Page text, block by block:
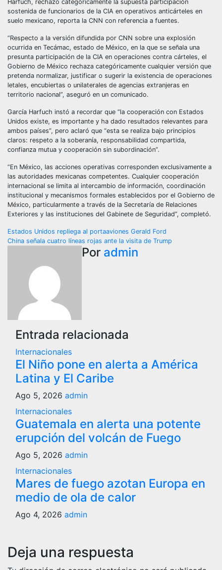
Harfuch, rechazó categóricamente la supuesta participación
sostenida de funcionarios de la CIA en operativos anticárteles en
suelo mexicano, reporta la CNN con referencia a fuentes.
“Respecto a la versión difundida por CNN sobre una explosión
ocurrida en Tecámac, estado de México, en la que se señala una
presunta participación de la CIA en operaciones contra cárteles, el
Gobierno de México rechaza categóricamente cualquier versión que
pretenda normalizar, justificar o sugerir la existencia de operaciones
letales, encubiertas o unilaterales de agencias extranjeras en
territorio nacional”, aseguró en un comunicado.
García Harfuch instó a recordar que “la cooperación con Estados
Unidos existe, es importante y ha dado resultados relevantes para
ambos países”, pero aclaró que “esta se realiza bajo principios
claros: respeto a la soberanía, responsabilidad compartida,
confianza mutua y cooperación sin subordinación”.
“En México, las acciones operativas corresponden exclusivamente a
las autoridades mexicanas competentes. Cualquier cooperación
internacional se limita al intercambio de información, coordinación
institucional y mecanismos formales establecidos por el Gobierno de
México, particularmente a través de la Secretaría de Relaciones
Exteriores y las instituciones del Gabinete de Seguridad”, completó.
Navegación
entradas
Estados Unidos repliega al portaaviones Gerald Ford
China señala cuatro líneas rojas ante la visita de Trump
Por admin
Entrada relacionada
Internacionales
El Niño pone en alerta a América
Latina y El Caribe
Ago 5, 2026 admin
Internacionales
Guatemala en alerta una potente
erupción del volcán de Fuego
Ago 5, 2026 admin
Internacionales
Mares de fuego azotan Europa en
medio de ola de calor
Ago 4, 2026 admin
Deja una respuesta